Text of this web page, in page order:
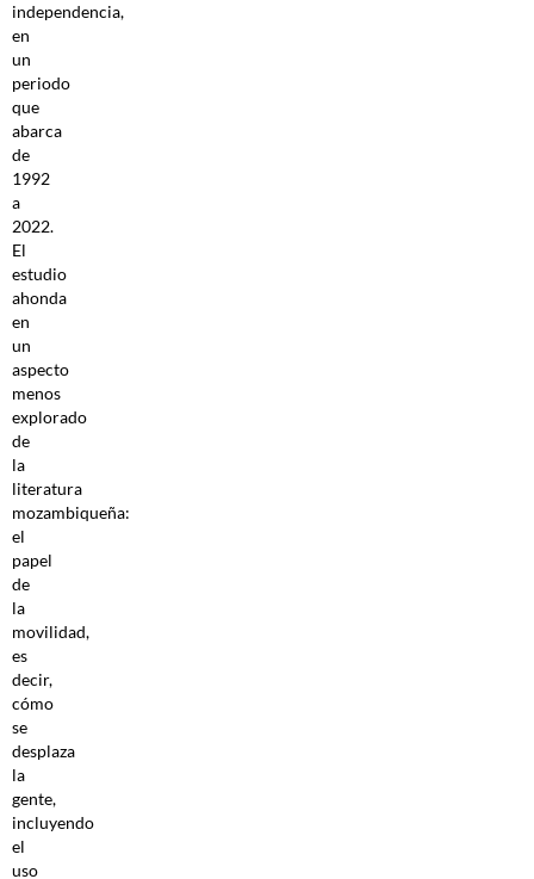
independencia,
en
un
periodo
que
abarca
de
1992
a
2022.
El
estudio
ahonda
en
un
aspecto
menos
explorado
de
la
literatura
mozambiqueña:
el
papel
de
la
movilidad,
es
decir,
cómo
se
desplaza
la
gente,
incluyendo
el
uso